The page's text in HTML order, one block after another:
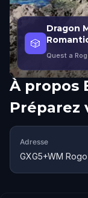
🎲
Dragon
Quest a
À propos
Préparez
Adresse
GXG5+WM